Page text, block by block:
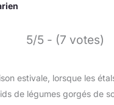
5/5 - (7 votes)
estivale, lorsque les
de légumes gorgés de